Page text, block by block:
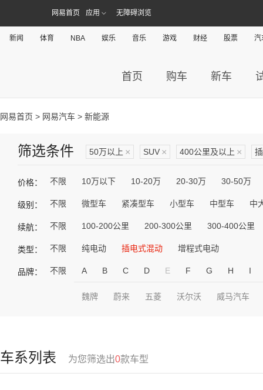
网易首页 应用 无障碍浏览
新闻 体育 NBA 娱乐 音乐 游戏 财经 股票 汽
首页 购车 新车
网易首页 > 网易汽车 > 新能源
筛选条件 50万以上 × SUV × 400公里及以上 ×
价格： 不限 10万以下 10-20万 20-30万 30-50万
级别： 不限 微型车 紧凑型车 小型车 中型车 中
续航： 不限 100-200公里 200-300公里 300-400公里
类型： 不限 纯电动 插电式混动 增程式电动
品牌： 不限 A B C D E F G H I
魏牌 蔚来 五菱 沃尔沃 威马汽车
车系列表 为您筛选出0款车型